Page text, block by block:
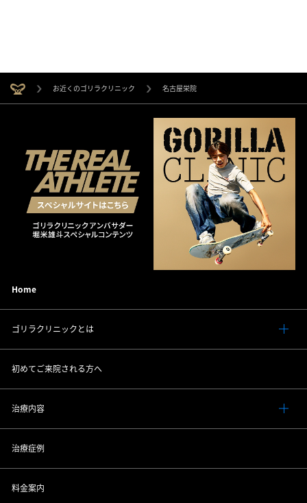
お近くのゴリラクリニック 名古屋栄院
Home
ゴリラクリニックとは
初めてご来院される方へ
治療内容
治療症例
料金案内